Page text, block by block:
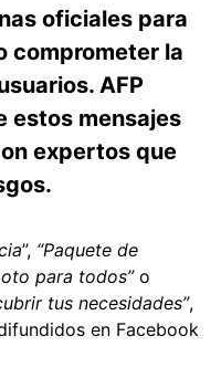
oficiales para
comprometer la
AFP
estos mensajes
expertos que
”, “Paquete de
para todos”o
tus necesidades”,
en Facebook